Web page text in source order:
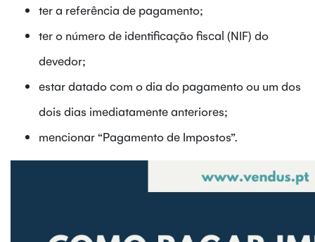
ter a referência de pagamento;
ter o número de identificação fiscal (NIF) do
devedor;
estar datado com o dia do pagamento ou um dos
dois dias imediatamente anteriores;
mencionar “Pagamento de Impostos”.